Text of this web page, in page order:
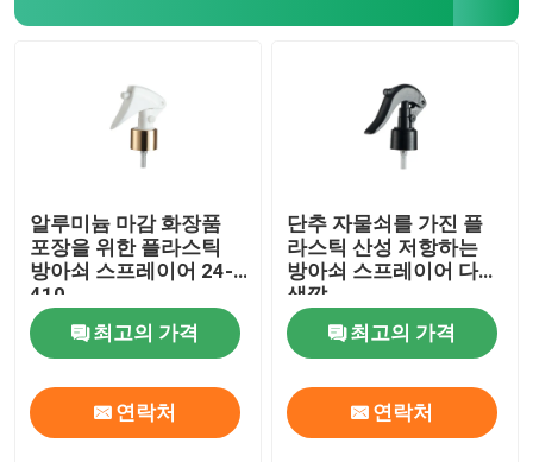
비어 있는 탈취 스틱
화장용 플라스틱 병
정유 유리병
향기 분무 병
알루미늄 마감 화장품
포장을 위한 플라스틱
방아쇠 스프레이어 24-
410
최고의 가격
연락처
단추 자물쇠를 가진 플
라스틱 산성 저항하는
방아쇠 스프레이어 다른
색깔
최고의 가격
연락처